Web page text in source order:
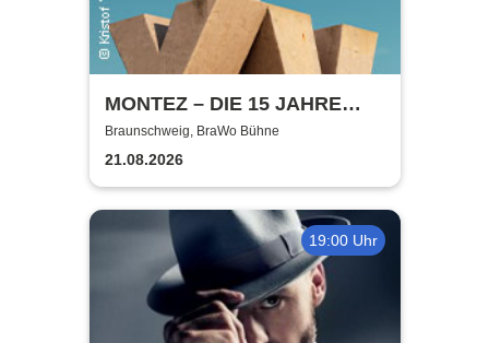
MONTEZ – DIE 15 JAHRE
MONTEZ – TOUR
Braunschweig, BraWo Bühne
21.08.2026
19:00 Uhr